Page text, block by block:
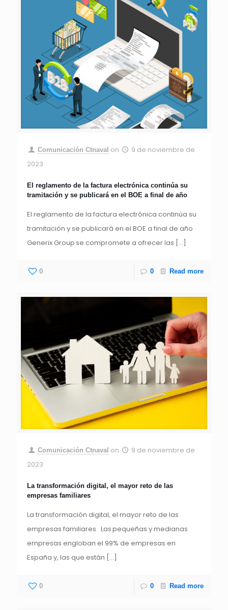
Comunicación Ctnaval on
9 de noviembre de
2023
El reglamento de la factura electrónica continúa su
tramitación y se publicará en el BOE a final de año
El reglamento de la factura electrónica continúa su
tramitación y se publicará en el BOE a final de año
Generix Group se compromete a ofrecer las […]
0 0 Read more
Comunicación Ctnaval on
9 de noviembre de
2023
La transformación digital, el mayor reto de las
empresas familiares
La transformación digital, el mayor reto de las
empresas familiares Las pequeñas y medianas
empresas engloban el 99% de empresas en
España y, las que están […]
0 0 Read more